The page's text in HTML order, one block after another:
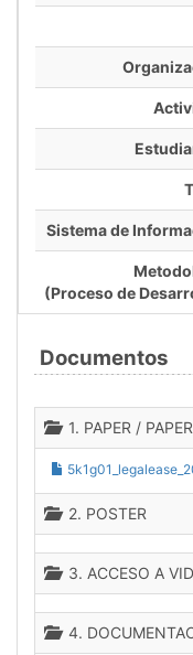
Sistema de
(Proceso de
Documentos
1. PAPER /
2. POSTER
3. ACCESO A
4.